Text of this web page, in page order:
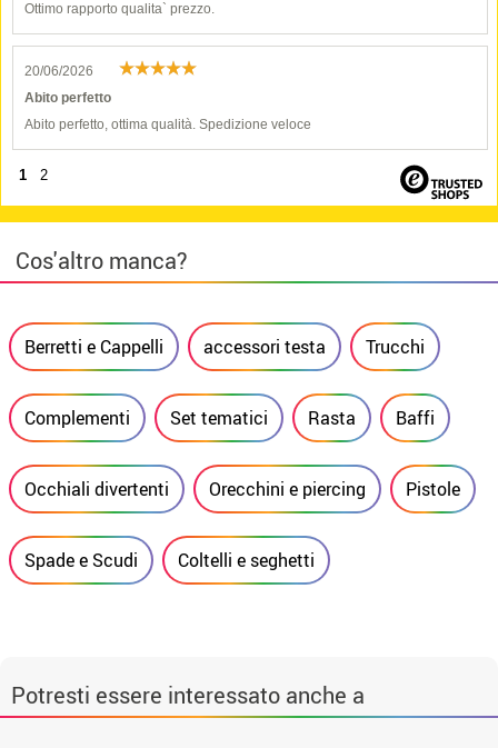
Ottimo rapporto qualita` prezzo.
20/06/2026
Abito perfetto
Abito perfetto, ottima qualità. Spedizione veloce
1 2
Cos'altro manca?
Berretti e Cappelli accessori testa Trucchi
Complementi Set tematici Rasta Baffi
Occhiali divertenti Orecchini e piercing Pistole
Spade e Scudi Coltelli e seghetti
Potresti essere interessato anche a